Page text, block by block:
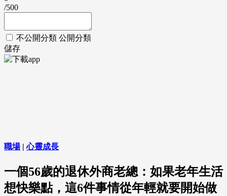
/500
不公開分類 公開分類
儲存
職場|心靈成長
一個56歲的退休外商老總：如果老年生活
想快樂點，這6件事情從年輕就要開始做